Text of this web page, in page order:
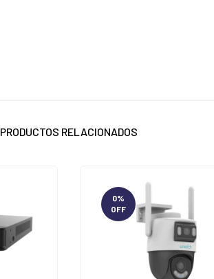
PRODUCTOS RELACIONADOS
0%
OFF